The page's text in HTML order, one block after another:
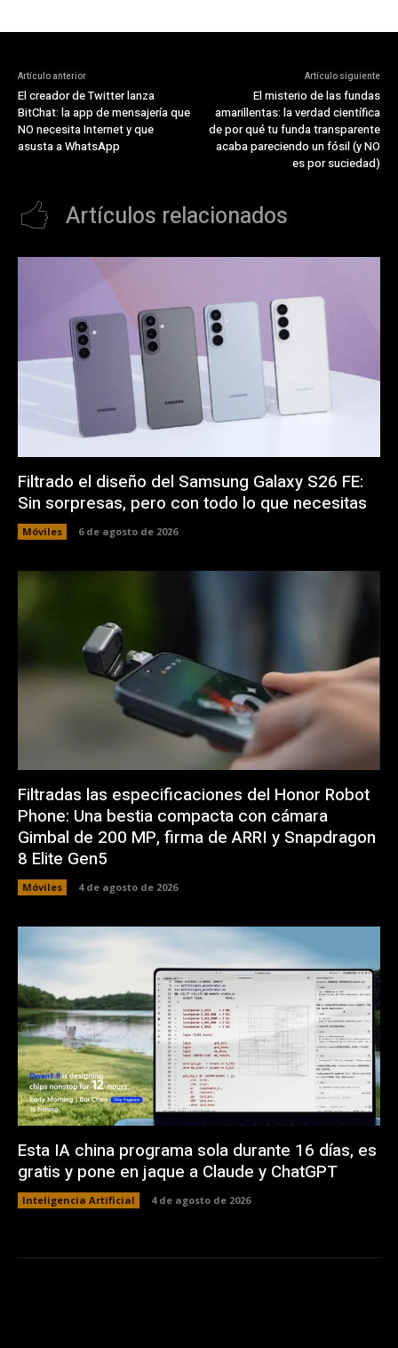
Artículo anterior
El creador de Twitter lanza
BitChat: la app de mensajería que
NO necesita Internet y que
asusta a WhatsApp
Artículo siguiente
El misterio de las fundas
amarillentas: la verdad científica
de por qué tu funda transparente
acaba pareciendo un fósil (y NO
es por suciedad)
Artículos relacionados
Filtrado el diseño del Samsung Galaxy S26 FE:
Sin sorpresas, pero con todo lo que necesitas
Móviles 6 de agosto de 2026
Filtradas las especificaciones del Honor Robot
Phone: Una bestia compacta con cámara
Gimbal de 200 MP, firma de ARRI y Snapdragon
8 Elite Gen5
Móviles 4 de agosto de 2026
Esta IA china programa sola durante 16 días, es
gratis y pone en jaque a Claude y ChatGPT
Inteligencia Artificial 4 de agosto de 2026